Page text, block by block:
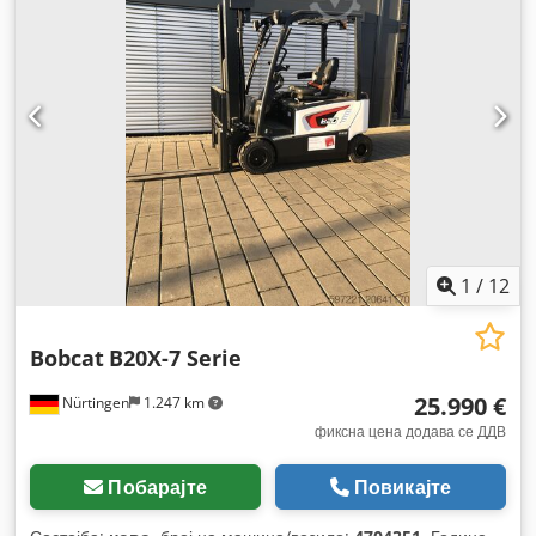
1 / 12
Nürtingen 1.247 km
Bobcat B20X-7 Serie
25.990 €
фиксна цена додава се ДДВ
Побарајте Повикајте